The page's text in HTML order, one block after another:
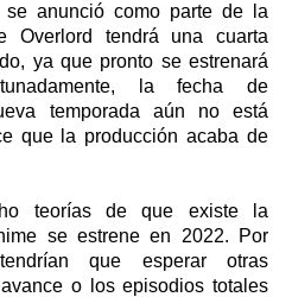
anunció como parte de la
Overlord tendrá una cuarta
ya que pronto se estrenará
la fecha de
temporada aún no está
que la producción acaba de
teorías de que existe la
se estrene en 2022. Por
que esperar otras
o los episodios totales